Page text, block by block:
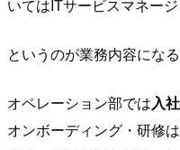
いてはITサービスマネー
というのが業務内容になる
オペレーション部では入
オンボーディング・研修